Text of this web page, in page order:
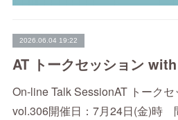
2026.06.04 19:22
On-line Talk SessionAT トーク
vol.306開催日：7月24日(金)時